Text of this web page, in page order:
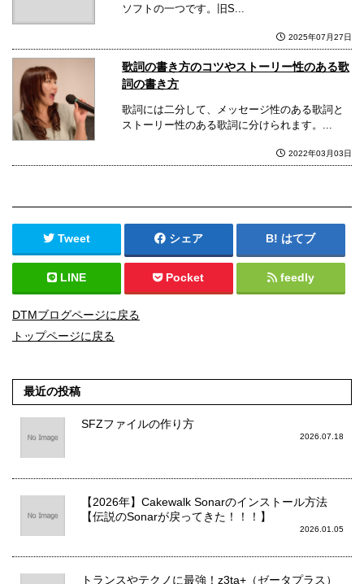
ソフトの一つです。旧S...
2025年07月27日
歌詞の書き方のコツやストーリー性のある歌
詞の書き方
歌詞には二分して、メッセージ性のある歌詞と
ストーリー性のある歌詞に分けられます。...
2022年03月03日
Tweet シェア はてブ
LINE Pocket feedly
DTMブログページに戻る
トップページに戻る
最近の投稿
SFZファイルの作り方
2026.07.18
【2026年】Cakewalk Sonarのインストール方法
【伝説のSonarが戻ってきた！！！】
2026.01.05
トランスやテクノに最強！z3ta+（ゼータプラス）